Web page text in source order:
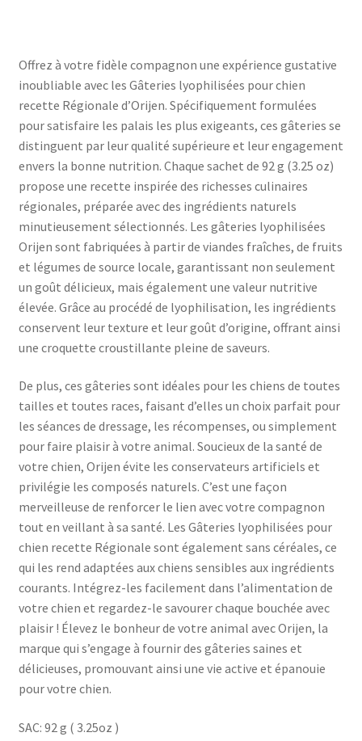
Offrez à votre fidèle compagnon une expérience gustative
inoubliable avec les Gâteries lyophilisées pour chien
recette Régionale d’Orijen. Spécifiquement formulées
pour satisfaire les palais les plus exigeants, ces gâteries se
distinguent par leur qualité supérieure et leur engagement
envers la bonne nutrition. Chaque sachet de 92 g (3.25 oz)
propose une recette inspirée des richesses culinaires
régionales, préparée avec des ingrédients naturels
minutieusement sélectionnés. Les gâteries lyophilisées
Orijen sont fabriquées à partir de viandes fraîches, de fruits
et légumes de source locale, garantissant non seulement
un goût délicieux, mais également une valeur nutritive
élevée. Grâce au procédé de lyophilisation, les ingrédients
conservent leur texture et leur goût d’origine, offrant ainsi
une croquette croustillante pleine de saveurs.
De plus, ces gâteries sont idéales pour les chiens de toutes
tailles et toutes races, faisant d’elles un choix parfait pour
les séances de dressage, les récompenses, ou simplement
pour faire plaisir à votre animal. Soucieux de la santé de
votre chien, Orijen évite les conservateurs artificiels et
privilégie les composés naturels. C’est une façon
merveilleuse de renforcer le lien avec votre compagnon
tout en veillant à sa santé. Les Gâteries lyophilisées pour
chien recette Régionale sont également sans céréales, ce
qui les rend adaptées aux chiens sensibles aux ingrédients
courants. Intégrez-les facilement dans l’alimentation de
votre chien et regardez-le savourer chaque bouchée avec
plaisir ! Élevez le bonheur de votre animal avec Orijen, la
marque qui s’engage à fournir des gâteries saines et
délicieuses, promouvant ainsi une vie active et épanouie
pour votre chien.
SAC: 92 g ( 3.25oz )